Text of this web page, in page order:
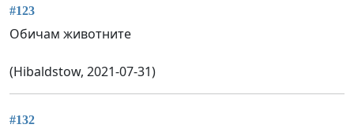
#123
Обичам животните
(Hibaldstow, 2021-07-31)
#132